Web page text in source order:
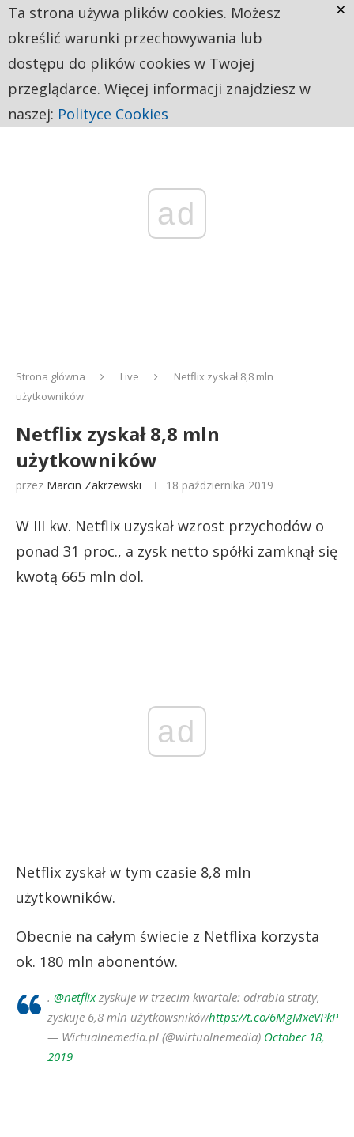
ad
Strona główna Live
Netflix zyskał 8,8 mln
użytkowników
Netflix zyskał 8,8 mln
użytkowników
przez Marcin Zakrzewski 18 października 2019
W III kw. Netflix uzyskał wzrost przychodów o
ponad 31 proc., a zysk netto spółki zamknął się
kwotą 665 mln dol.
ad
Netflix zyskał w tym czasie 8,8 mln
użytkowników.
Obecnie na całym świecie z Netflixa korzysta
ok. 180 mln abonentów.
. @netflixzyskuje w trzecim kwartale: odrabia straty,
zyskuje 6,8 mln użytkowsnikówhttps://t.co/6MgMxeVPkP
— Wirtualnemedia.pl (@wirtualnemedia) October 18,
2019
Ta strona używa plików cookies. Możesz
określić warunki przechowywania lub
dostępu do plików cookies w Twojej
przeglądarce. Więcej informacji znajdziesz w
naszej: Polityce Cookies
×